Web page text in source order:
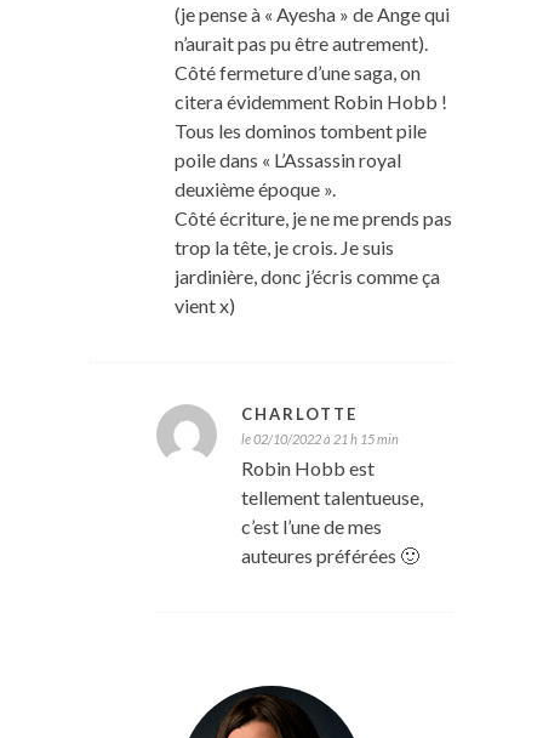
(je pense à « Ayesha » de Ange qui
n’aurait pas pu être autrement).
Côté fermeture d’une saga, on
citera évidemment Robin Hobb !
Tous les dominos tombent pile
poile dans « L’Assassin royal
deuxième époque ».
Côté écriture, je ne me prends pas
trop la tête, je crois. Je suis
jardinière, donc j’écris comme ça
vient x)
CHARLOTTE
le 02/10/2022 à 21 h 15 min
Robin Hobb est
tellement talentueuse,
c’est l’une de mes
auteures préférées 🙂